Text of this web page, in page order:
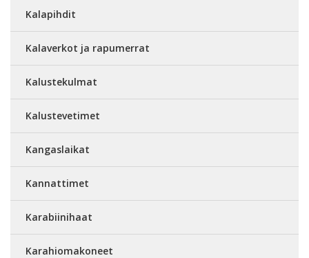
Kalapihdit
Kalaverkot ja rapumerrat
Kalustekulmat
Kalustevetimet
Kangaslaikat
Kannattimet
Karabiinihaat
Karahiomakoneet